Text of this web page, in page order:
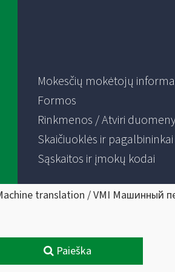
Mokesčių mokėtojų
Formos
Rinkmenos / Atviri
Skaičiuoklės ir pagalbininkai
Sąskaitos ir įmokų kodai
translation / VMI Машинный
Paieška